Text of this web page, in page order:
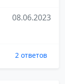
08.06.2023
2 ответов